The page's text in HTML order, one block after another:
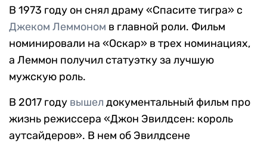
В 1973 году он снял драму «Спасите тигра» с
Джеком Леммоном в главной роли. Фильм
номинировали на «Оскар» в трех номинациях,
а Леммон получил статуэтку за лучшую
мужскую роль.
В 2017 году вышел документальный фильм про
жизнь режиссера «Джон Эвилдсен: король
аутсайдеров». В нем об Эвилдсене